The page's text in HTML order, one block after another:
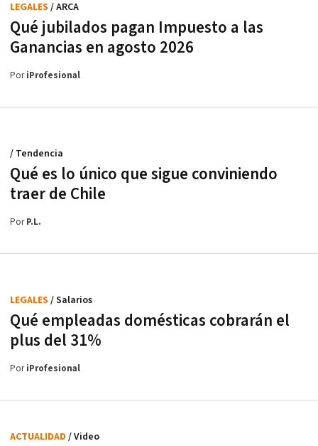
Qué jubilados pagan Impuesto a las
Ganancias en agosto 2026
LEGALES / ARCA
PoriProfesional
Qué es lo único que sigue conviniendo
traer de Chile
/ Tendencia
PorP.L.
Qué empleadas domésticas cobrarán el
plus del 31%
LEGALES / Salarios
PoriProfesional
ACTUALIDAD / Video